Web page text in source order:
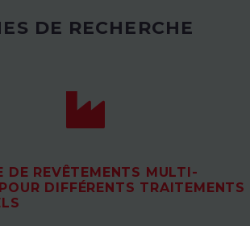
DE RECHERCHE


DE REVÊTEMENTS MULTI-
DIFFÉRENTS TRAITEMENTS